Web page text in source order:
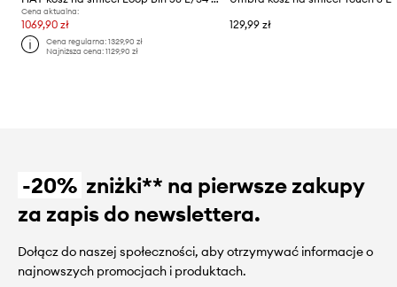
Cena aktualna:
1069,90 zł
Cena regularna:1329,90 zł
Najniższa cena:1129,90 zł
129,99 zł
-20% zniżki** na pierwsze zakupy
za zapis do newslettera.
Dołącz do naszej społeczności, aby otrzymywać informacje o
najnowszych promocjach i produktach.